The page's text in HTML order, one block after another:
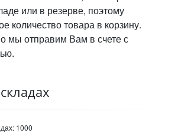
или в резерве, поэтому
количество товара в корзину.
мы отправим Вам в счете с
1000